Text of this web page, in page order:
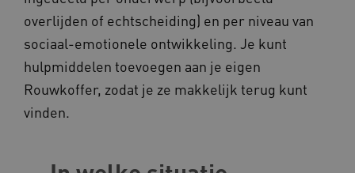
overlijden of echtscheiding) en per niveau van
sociaal-emotionele ontwikkeling. Je kunt
hulpmiddelen toevoegen aan je eigen
Rouwkoffer, zodat je ze makkelijk terug kunt
vinden.
__Secure-YNID
.youtube.com
__Secure-
ROLLOUT_TOKEN
.youtube.com
FPLC .kennispleingehandicaptensector.nl